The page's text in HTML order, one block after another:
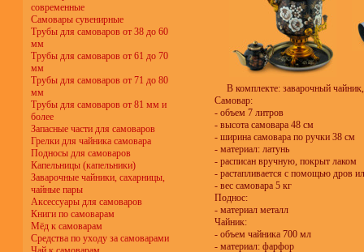
современные
Самовары сувенирные
Трубы для самоваров от 38 до 60
мм
Трубы для самоваров от 61 до 70
мм
Трубы для самоваров от 71 до 80
мм
Трубы для самоваров от 81 мм и
более
Запасные части для самоваров
Грелки для чайника самовара
Подносы для самоваров
Капельницы (капельники)
Заварочные чайники, сахарницы,
чайные пары
Аксессуары для самоваров
Книги по самоварам
Мёд к самоварам
Средства по уходу за самоварами
В комплекте: заварочный
Самовар:
- объем 7 литров
- высота самовара 48 см
- ширина самовара по ручки 38 см
- материал: латунь
- расписан вручную, покрыт лаком
- растапливается с помощью дров
- вес самовара 5 кг
Поднос:
- материал металл
Чайник:
- объем чайника 700 мл
- материал: фарфор